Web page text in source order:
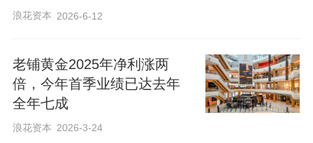
浪花资本 2026-6-12
老铺黄金2025年净利涨两
倍，今年首季业绩已达去年
全年七成
浪花资本 2026-3-24